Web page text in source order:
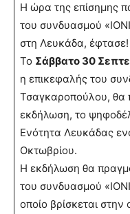
Η ώρα της επίσημης
του συνδυασμού
στη Λευκάδα, έφτασε!
Το Σάββατο 30
η επικεφαλής του
Τσαγκαροπούλου, θα
εκδήλωση, το
Ενότητα Λευκάδας
Οκτωβρίου.
Η εκδήλωση θα
του συνδυασμού
οποίο βρίσκεται